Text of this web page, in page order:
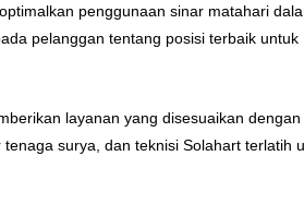
penggunaan sinar matahari
pelanggan tentang posisi terbaik untuk
layanan yang disesuaikan
surya, dan teknisi Solahart terlatih